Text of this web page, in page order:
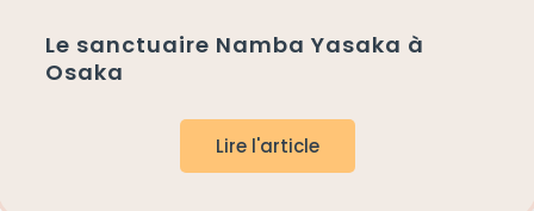
Le sanctuaire Namba Yasaka à
Osaka
Lire l'article